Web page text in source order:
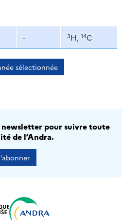
- 3H, 14C
sélectionnée
pour suivre toute
de l’Andra.